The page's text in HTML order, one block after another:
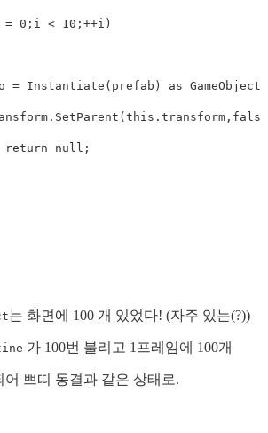
= 0 ; i < 10 ;++i )
= Instantiate ( prefab ) as GameObject
. SetParent (this . transform , false
return null ;
는 화면에 100 개 있었다! (자주 있는(?))
가 100번 불리고 1프레임에 100개
어 쁘띠 동결과 같은 상태로.